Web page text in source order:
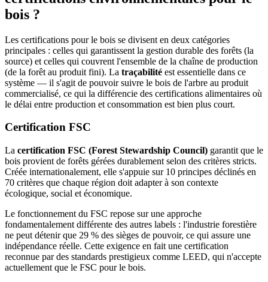
bois ?
Les certifications pour le bois se divisent en deux catégories
principales : celles qui garantissent la gestion durable des forêts (la
source) et celles qui couvrent l'ensemble de la chaîne de production
(de la forêt au produit fini). La traçabilité est essentielle dans ce
système — il s'agit de pouvoir suivre le bois de l'arbre au produit
commercialisé, ce qui la différencie des certifications alimentaires où
le délai entre production et consommation est bien plus court.
Certification FSC
La certification FSC (Forest Stewardship Council) garantit que le
bois provient de forêts gérées durablement selon des critères stricts.
Créée internationalement, elle s'appuie sur 10 principes déclinés en
70 critères que chaque région doit adapter à son contexte
écologique, social et économique.
Le fonctionnement du FSC repose sur une approche
fondamentalement différente des autres labels : l'industrie forestière
ne peut détenir que 29 % des sièges de pouvoir, ce qui assure une
indépendance réelle. Cette exigence en fait une certification
reconnue par des standards prestigieux comme LEED, qui n'accepte
actuellement que le FSC pour le bois.